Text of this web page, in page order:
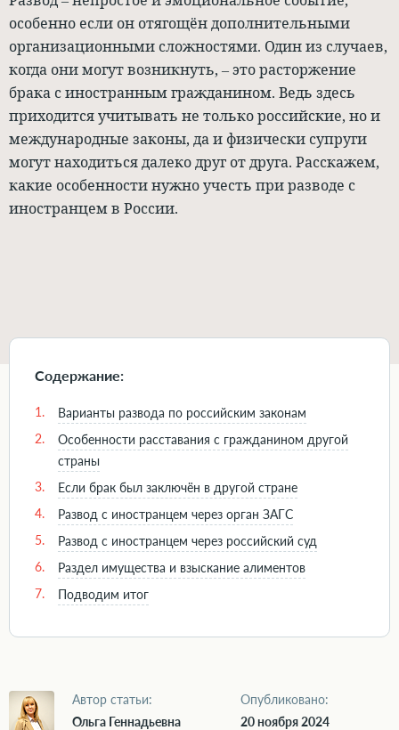
особенно если он отягощён дополнительными
организационными сложностями. Один из случаев,
когда они могут возникнуть, – это расторжение
брака с иностранным гражданином. Ведь здесь
приходится учитывать не только российские, но и
международные законы, да и физически супруги
могут находиться далеко друг от друга. Расскажем,
какие особенности нужно учесть при разводе с
иностранцем в России.
Содержание:
1.
Варианты развода по российским законам
2.
Особенности расставания с гражданином другой
страны
3.
Если брак был заключён в другой стране
4.
Развод с иностранцем через орган ЗАГС
5.
Развод с иностранцем через российский суд
6.
Раздел имущества и взыскание алиментов
7.
Подводим итог
Автор статьи:
Ольга Геннадьевна
Опубликовано:
20 ноября 2024